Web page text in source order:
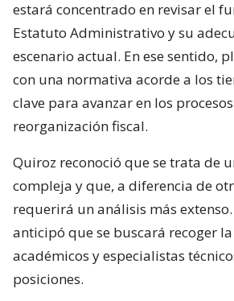
estará concentrado en revisar el
Estatuto Administrativo y su
escenario actual. En ese sentido,
con una normativa acorde a los
clave para avanzar en los
reorganización fiscal.
Quiroz reconoció que se trata de
compleja y que, a diferencia de
requerirá un análisis más
anticipó que se buscará recoger
académicos y especialistas
posiciones.